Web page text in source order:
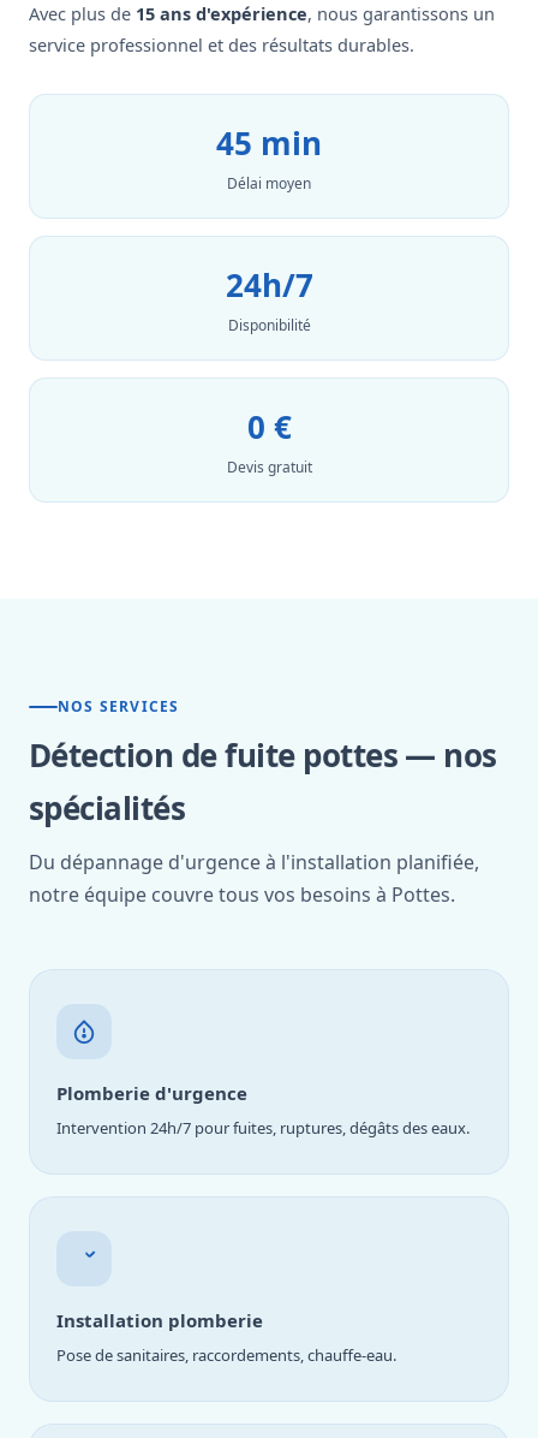
Avec plus de 15 ans d'expérience, nous garantissons un
service professionnel et des résultats durables.
45 min
Délai moyen
24h/7
Disponibilité
0 €
Devis gratuit
NOS SERVICES
Détection de fuite pottes — nos
spécialités
Du dépannage d'urgence à l'installation planifiée,
notre équipe couvre tous vos besoins à Pottes.
Plomberie d'urgence
Intervention 24h/7 pour fuites, ruptures, dégâts des eaux.
Installation plomberie
Pose de sanitaires, raccordements, chauffe-eau.